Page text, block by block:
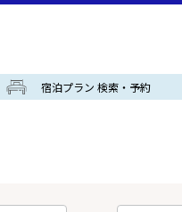
宿泊プラン 検索・予約